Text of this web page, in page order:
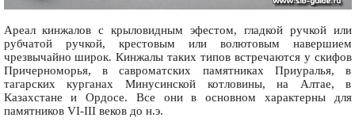
Ареал кинжалов с крыловидным эфестом, гладкой ручкой или
рубчатой ручкой, крестовым или волютовым навершием
чрезвычайно широк. Кинжалы таких типов встречаются у скифов
Причерноморья, в савроматских памятниках Приуралья, в
тагарских курганах Минусинской котловины, на Алтае, в
Казахстане и Ордосе. Все они в основном характерны для
памятников VI-III веков до н.э.